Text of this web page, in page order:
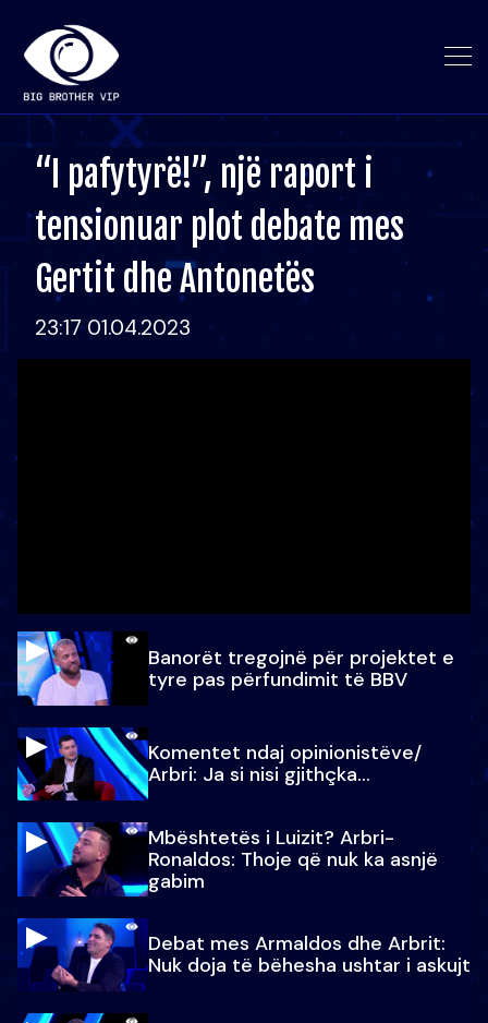
“I pafytyrë!”, një raport i
tensionuar plot debate mes
Gertit dhe Antonetës
23:17 01.04.2023
Banorët tregojnë për projektet e
tyre pas përfundimit të BBV
Komentet ndaj opinionistëve/
Arbri: Ja si nisi gjithçka…
Mbështetës i Luizit? Arbri-
Ronaldos: Thoje që nuk ka asnjë
gabim
Debat mes Armaldos dhe Arbrit:
Nuk doja të bëhesha ushtar i askujt